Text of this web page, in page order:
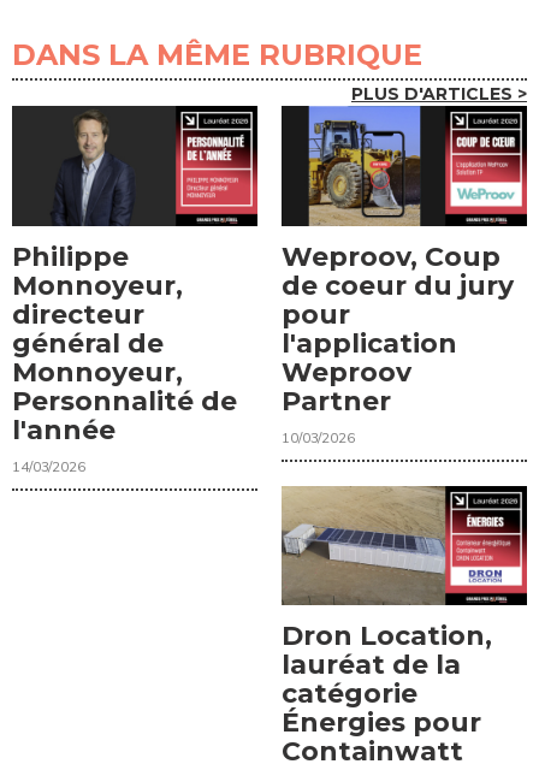
DANS LA MÊME RUBRIQUE
PLUS D'ARTICLES >
Philippe
Monnoyeur,
directeur
général de
Monnoyeur,
Personnalité de
l'année
14/03/2026
Weproov, Coup
de coeur du jury
pour
l'application
Weproov
Partner
10/03/2026
Dron Location,
lauréat de la
catégorie
Énergies pour
Containwatt